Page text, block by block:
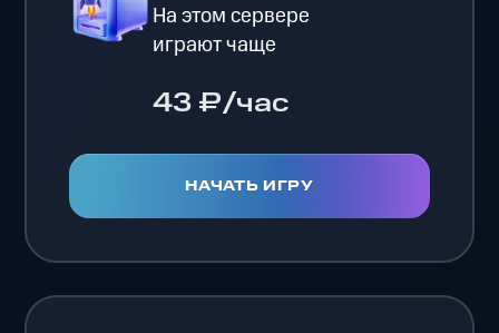
На этом сервере
играют чаще
43 ₽/час
НАЧАТЬ ИГРУ